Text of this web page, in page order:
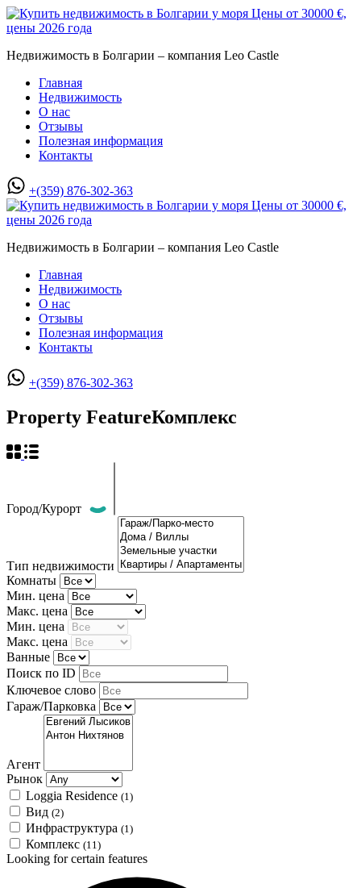
Недвижимость в Болгарии – компания Leo Castle
Главная
Недвижимость
О нас
Отзывы
Полезная информация
Контакты
+(359) 876-302-363
Недвижимость в Болгарии – компания Leo Castle
Главная
Недвижимость
О нас
Отзывы
Полезная информация
Контакты
+(359) 876-302-363
Property FeatureКомплекс
Город/Курорт
Тип недвижимости
Комнаты
Мин. цена
Макс. цена
Мин. цена
Макс. цена
Ванные
Поиск по ID
Ключевое слово
Гараж/Парковка
Агент
Рынок
Loggia Residence (1)
Вид (2)
Инфраструктура (1)
Комплекс (11)
Looking for certain features